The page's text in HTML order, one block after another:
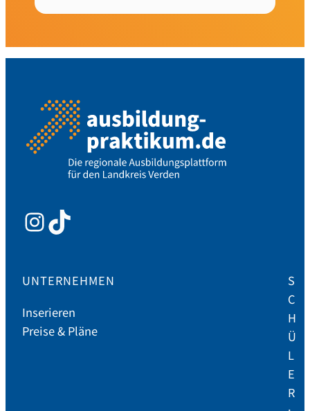
InstagramTikTok
UNTERNEHMEN
Inserieren
Preise & Pläne
S
C
H
Ü
L
E
R